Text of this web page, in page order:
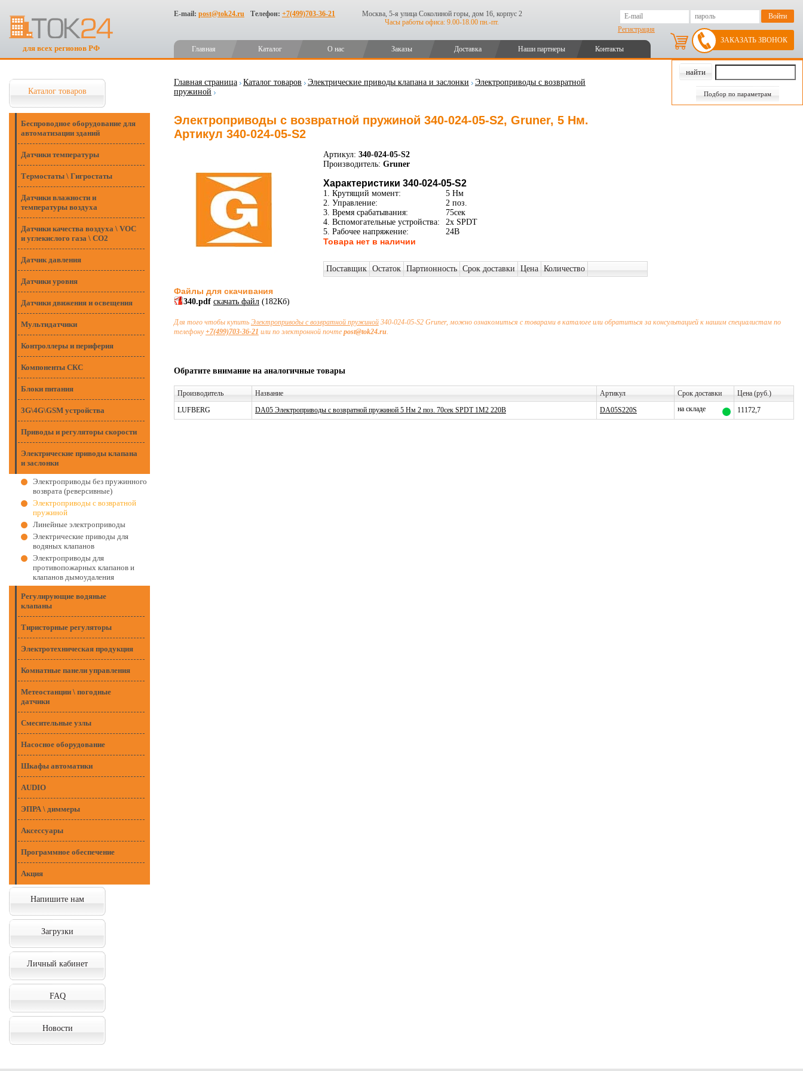
для всех регионов РФ
E-mail: post@tok24.ru Телефон: +7(499)703-36-21
Москва, 5-я улица Соколиной горы, дом 16, корпус 2
Часы работы офиса: 9.00-18.00 пн.-пт.
Регистрация
Главная Каталог О нас Заказы Доставка Наши партнеры Контакты
ЗАКАЗАТЬ ЗВОНОК
Подбор по параметрам
Каталог товаров
Беспроводное оборудование для
автоматизации зданий
Датчики температуры
Термостаты \ Гигростаты
Датчики влажности и
температуры воздуха
Датчики качества воздуха \ VOC
и углекислого газа \ CO2
Датчик давления
Датчики уровня
Датчики движения и освещения
Мультидатчики
Контроллеры и периферия
Компоненты СКС
Блоки питания
3G\4G\GSM устройства
Приводы и регуляторы скорости
Электрические приводы клапана
и заслонки
Электроприводы без пружинного
возврата (реверсивные)
Электроприводы с возвратной
пружиной
Линейные электроприводы
Электрические приводы для
водяных клапанов
Электроприводы для
противопожарных клапанов и
клапанов дымоудаления
Регулирующие водяные
клапаны
Тиристорные регуляторы
Электротехническая продукция
Комнатные панели управления
Метеостанции \ погодные
датчики
Смесительные узлы
Насосное оборудование
Шкафы автоматики
AUDIO
ЭПРА \ диммеры
Аксессуары
Программное обеспечение
Акция
Напишите нам
Загрузки
Личный кабинет
FAQ
Новости
Главная страница Каталог товаров Электрические приводы клапана и заслонки
Электроприводы с возвратной
пружиной
Электроприводы с возвратной пружиной 340-024-05-S2, Gruner, 5 Нм.
Артикул 340-024-05-S2
Артикул: 340-024-05-S2
Производитель: Gruner
Характеристики 340-024-05-S2
1. Крутящий момент:
5 Нм
2. Управление:
2 поз.
3. Время срабатывания:
75сек
4. Вспомогательные устройства:
2x SPDT
5. Рабочее напряжение:
24В
Товара нет в наличии
Поставщик Остаток Партионность Срок доставки Цена Количество
Файлы для скачивания
340.pdf скачать файл(182Кб)
Для того чтобы купить Электроприводы с возвратной пружиной340-024-05-S2 Gruner, можно ознакомиться с товарами в каталоге или обратиться за консультацией к нашим специалистам по
телефону+7(499)703-36-21 или по электронной почте post@tok24.ru.
Обратите внимание на аналогичные товары
Производитель Название Артикул Срок доставки
Цена (руб.)
LUFBERG
DA05 Электроприводы с возвратной пружиной 5 Нм 2 поз. 70сек SPDT 1М2 220В DA05S220S на складе 11172,7